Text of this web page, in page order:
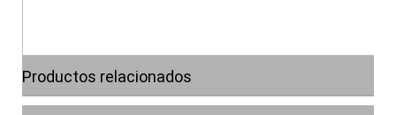
Productos relacionados